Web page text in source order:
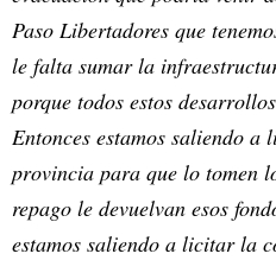
Paso Libertadores que
le falta sumar la
porque todos estos
Entonces estamos saliendo
provincia para que lo tomen
repago le devuelvan esos
estamos saliendo a licitar la